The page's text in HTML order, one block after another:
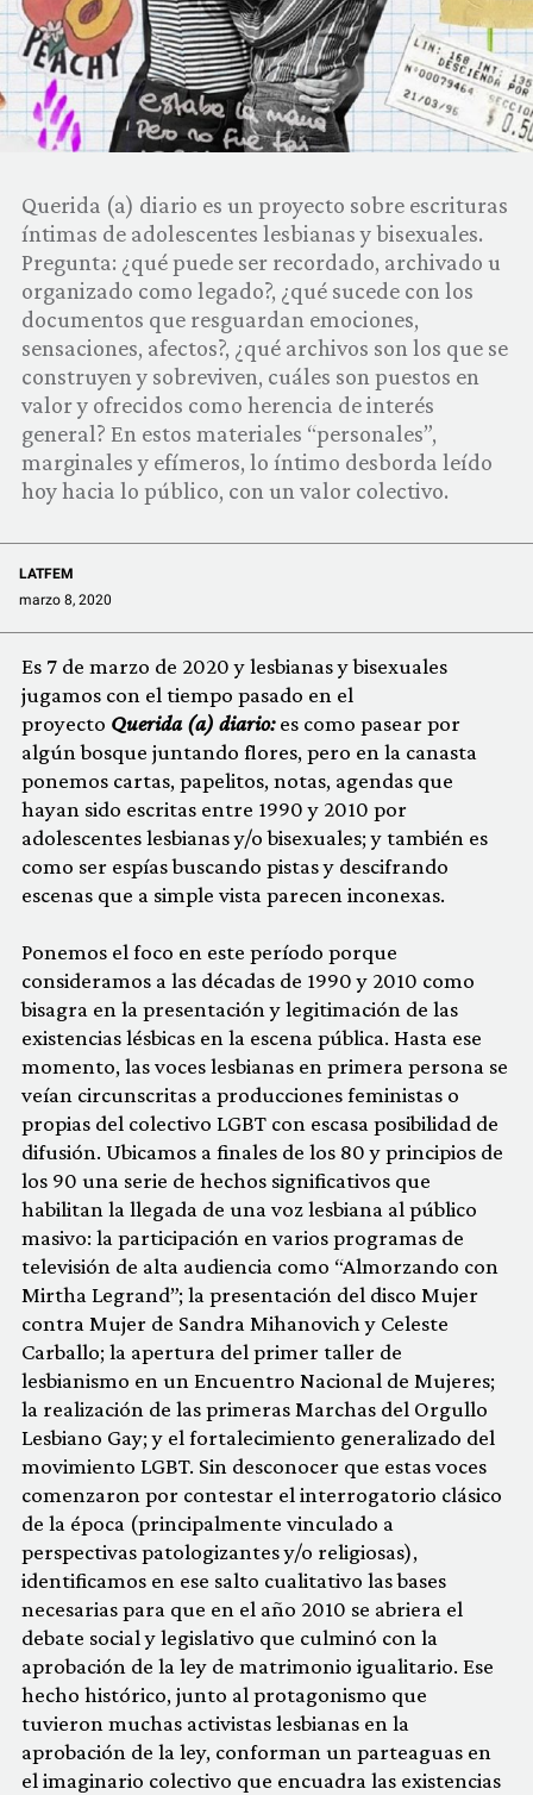
COMUNIDAD
QUIÉNES SOMOS
Querida (a) diario es un proyecto sobre escrituras
íntimas de adolescentes lesbianas y bisexuales.
Pregunta: ¿qué puede ser recordado, archivado u
organizado como legado?, ¿qué sucede con los
documentos que resguardan emociones,
sensaciones, afectos?, ¿qué archivos son los que se
construyen y sobreviven, cuáles son puestos en
valor y ofrecidos como herencia de interés
general? En estos materiales “personales”,
marginales y efímeros, lo íntimo desborda leído
hoy hacia lo público, con un valor colectivo.
LATFEM
marzo 8, 2020
Es 7 de marzo de 2020 y lesbianas y bisexuales
jugamos con el tiempo pasado en el
proyecto Querida (a) diario:es como pasear por
algún bosque juntando flores, pero en la canasta
ponemos cartas, papelitos, notas, agendas que
hayan sido escritas entre 1990 y 2010 por
adolescentes lesbianas y/o bisexuales; y también es
como ser espías buscando pistas y descifrando
escenas que a simple vista parecen inconexas.
Ponemos el foco en este período porque
consideramos a las décadas de 1990 y 2010 como
bisagra en la presentación y legitimación de las
existencias lésbicas en la escena pública. Hasta ese
momento, las voces lesbianas en primera persona se
veían circunscritas a producciones feministas o
propias del colectivo LGBT con escasa posibilidad de
difusión. Ubicamos a finales de los 80 y principios de
los 90 una serie de hechos significativos que
habilitan la llegada de una voz lesbiana al público
masivo: la participación en varios programas de
televisión de alta audiencia como “Almorzando con
Mirtha Legrand”; la presentación del disco Mujer
contra Mujer de Sandra Mihanovich y Celeste
Carballo; la apertura del primer taller de
lesbianismo en un Encuentro Nacional de Mujeres;
la realización de las primeras Marchas del Orgullo
Lesbiano Gay; y el fortalecimiento generalizado del
movimiento LGBT. Sin desconocer que estas voces
comenzaron por contestar el interrogatorio clásico
de la época (principalmente vinculado a
perspectivas patologizantes y/o religiosas),
identificamos en ese salto cualitativo las bases
necesarias para que en el año 2010 se abriera el
debate social y legislativo que culminó con la
aprobación de la ley de matrimonio igualitario. Ese
hecho histórico, junto al protagonismo que
tuvieron muchas activistas lesbianas en la
aprobación de la ley, conforman un parteaguas en
el imaginario colectivo que encuadra las existencias